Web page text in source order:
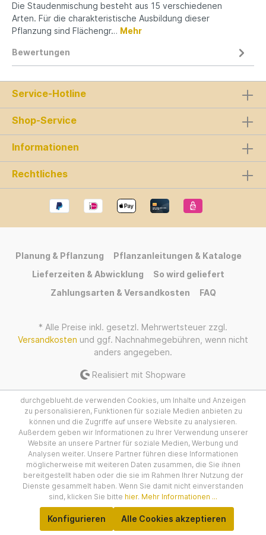
Die Staudenmischung besteht aus 15 verschiedenen
Arten. Für die charakteristische Ausbildung dieser
Pflanzung sind Flächengr… Mehr
Bewertungen
Service-Hotline
Shop-Service
Informationen
Rechtliches
Planung & Pflanzung
Pflanzanleitungen & Kataloge
Lieferzeiten & Abwicklung
So wird geliefert
Zahlungsarten & Versandkosten
FAQ
* Alle Preise inkl. gesetzl. Mehrwertsteuer zzgl.
Versandkosten und ggf. Nachnahmegebühren, wenn nicht
anders angegeben.
Realisiert mit Shopware
durchgeblueht.de verwenden Cookies, um Inhalte und Anzeigen
zu personalisieren, Funktionen für soziale Medien anbieten zu
können und die Zugriffe auf unsere Website zu analysieren.
Außerdem geben wir Informationen zu Ihrer Verwendung unserer
Website an unsere Partner für soziale Medien, Werbung und
Analysen weiter. Unsere Partner führen diese Informationen
möglicherweise mit weiteren Daten zusammen, die Sie ihnen
bereitgestellt haben oder die sie im Rahmen Ihrer Nutzung der
Dienste gesammelt haben. Wenn Sie damit nicht einverstanden
sind, klicken Sie bitte hier. Mehr Informationen ...
Konfigurieren Alle Cookies akzeptieren